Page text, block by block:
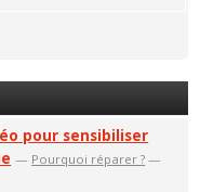
pour sensibiliser
— Pourquoi réparer ? —